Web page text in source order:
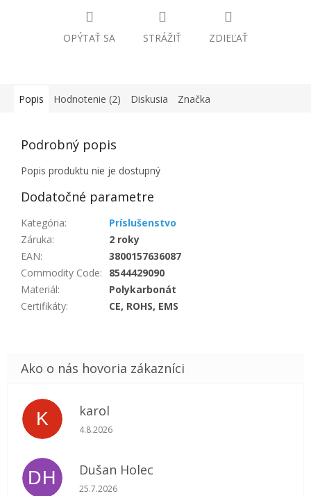
OPÝTAŤ SA STRÁŽIŤ ZDIEĽAŤ
Popis Hodnotenie (2) Diskusia Značka
Podrobný popis
Popis produktu nie je dostupný
Dodatočné parametre
Kategória:
Príslušenstvo
Záruka:
2 roky
EAN:
3800157636087
Commodity Code:
8544429090
Materiál:
Polykarbonát
Certifikáty: CE, ROHS, EMS
K karol
Hodnotenie obchodu je 5 z 5 hviezdičiek.
4.8.2026
DH Dušan Holec
Hodnotenie obchodu je 5 z 5 hviezdičiek.
25.7.2026